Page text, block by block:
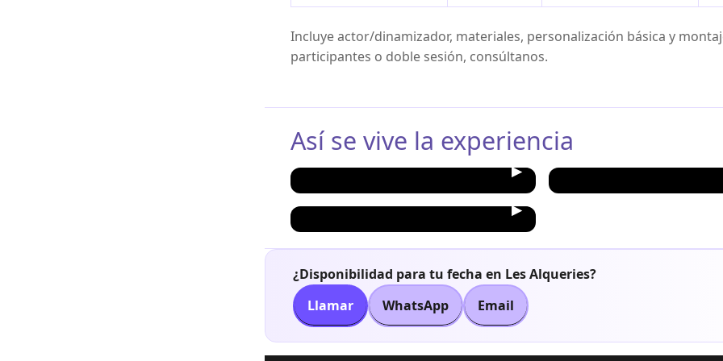
Incluye actor/dinamizador, materiales, personalización básica y
participantes o doble sesión, consúltanos.
Así se vive la experiencia
¿Disponibilidad para tu fecha en Les Alqueries?
Llamar
WhatsApp Email